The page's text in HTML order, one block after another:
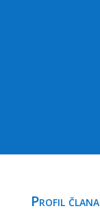
Profil člana